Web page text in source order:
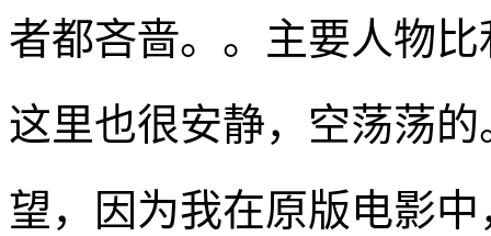
者都吝啬。。主要人物
这里也很安静，空荡荡
望，因为我在原版电影